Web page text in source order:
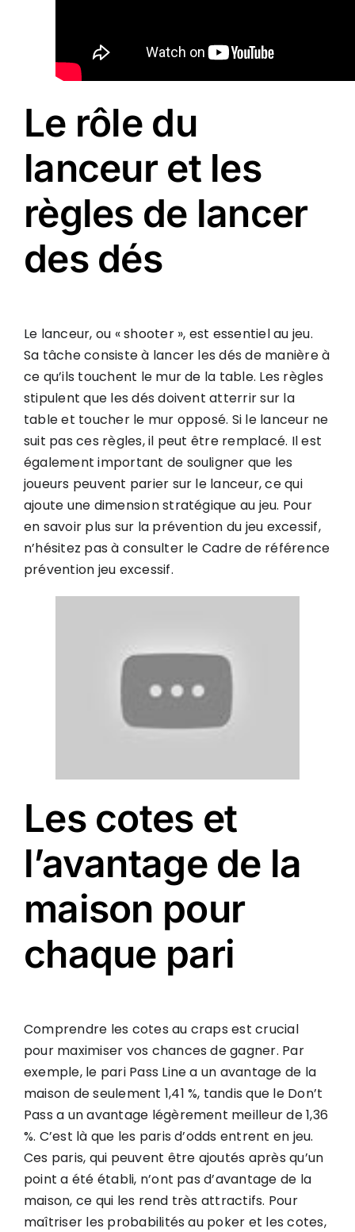
Le rôle du
lanceur et les
règles de lancer
des dés
Le lanceur, ou « shooter », est essentiel au jeu.
Sa tâche consiste à lancer les dés de manière à
ce qu’ils touchent le mur de la table. Les règles
stipulent que les dés doivent atterrir sur la
table et toucher le mur opposé. Si le lanceur ne
suit pas ces règles, il peut être remplacé. Il est
également important de souligner que les
joueurs peuvent parier sur le lanceur, ce qui
ajoute une dimension stratégique au jeu. Pour
en savoir plus sur la prévention du jeu excessif,
n’hésitez pas à consulter le Cadre de référence
prévention jeu excessif.
Les cotes et
l’avantage de la
maison pour
chaque pari
Comprendre les cotes au craps est crucial
pour maximiser vos chances de gagner. Par
exemple, le pari Pass Line a un avantage de la
maison de seulement 1,41 %, tandis que le Don’t
Pass a un avantage légèrement meilleur de 1,36
%. C’est là que les paris d’odds entrent en jeu.
Ces paris, qui peuvent être ajoutés après qu’un
point a été établi, n’ont pas d’avantage de la
maison, ce qui les rend très attractifs. Pour
maîtriser les probabilités au poker et les cotes,